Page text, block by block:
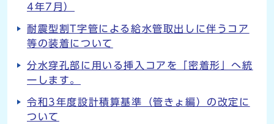
4年7月）
耐震型割T字管による給水管取出しに伴うコア
等の装着について
分水穿孔部に用いる挿入コアを「密着形」へ統
一します。
令和3年度設計積算基準（管きょ編）の改定に
ついて